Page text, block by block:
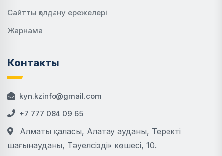
Сайтты қолдану ережелері
Жарнама
Контакты
kyn.kzinfo@gmail.com
+7 777 084 09 65
Алматы қаласы, Алатау ауданы, Теректі
шағынауданы, Тәуелсіздік көшесі, 10.